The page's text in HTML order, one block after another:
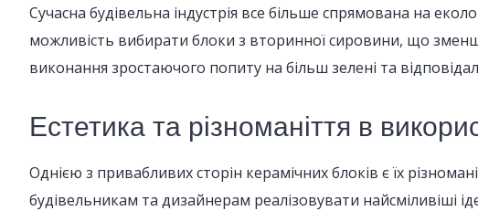
Сучасна будівельна індустрія все більше спрямована на
можливість вибирати блоки з вторинної сировини, що
виконання зростаючого попиту на більш зелені та
Естетика та різноманіття в
Однією з привабливих сторін керамічних блоків є їх
будівельникам та дизайнерам реалізовувати найсміливіші